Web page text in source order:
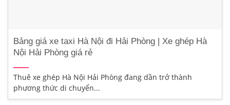
Bảng giá xe taxi Hà Nội đi Hải Phòng | Xe ghép Hà
Nội Hải Phòng giá rẻ
Thuê xe ghép Hà Nội Hải Phòng đang dần trở thành
phương thức di chuyển...